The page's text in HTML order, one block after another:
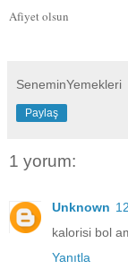
Afiyet olsun
SeneminYemekleri
Paylaş
1 yorum:
Unknown
kalorisi bol
Yanıtla